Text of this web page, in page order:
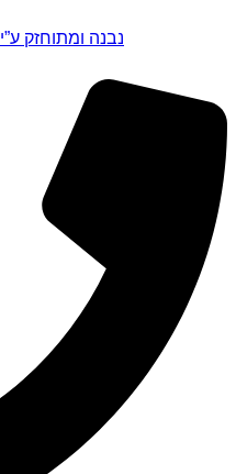
נבנה ומתוחזק ע”י